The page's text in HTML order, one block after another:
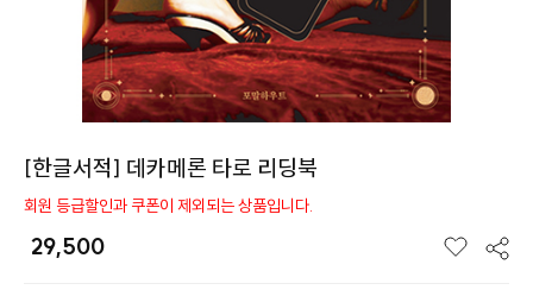
[한글서적] 데카메론 타로 리딩북
회원 등급할인과 쿠폰이 제외되는 상품입니다.
29,500